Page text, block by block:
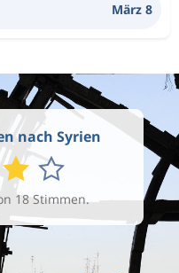
März 8
nach Syrien
18 Stimmen.